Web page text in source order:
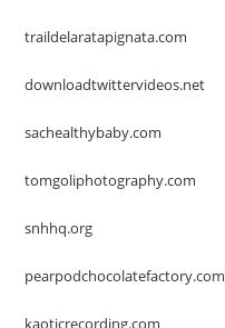
traildelaratapignata.com
downloadtwittervideos.net
sachealthybaby.com
tomgoliphotography.com
snhhq.org
pearpodchocolatefactory.com
kaoticrecording.com